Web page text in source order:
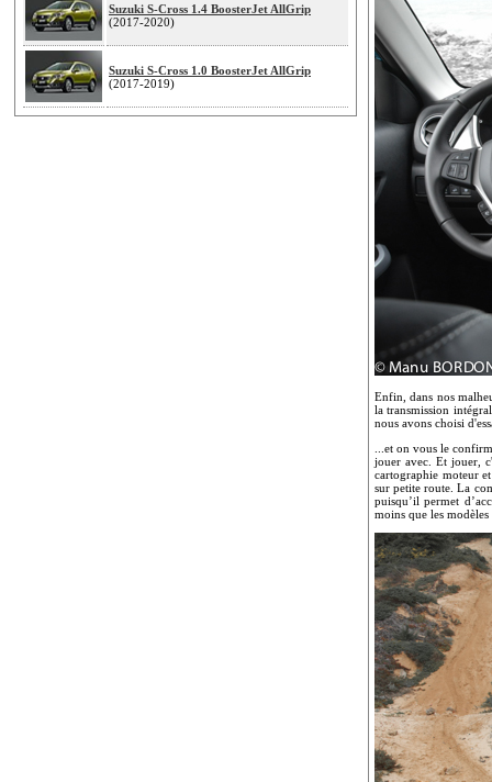
Suzuki S-Cross 1.4 BoosterJet AllGrip
(2017-2020)
Suzuki S-Cross 1.0 BoosterJet AllGrip
(2017-2019)
Enfin, dans nos
la transmission
nous avons choisi
...et on vous le
jouer avec. Et jouer,
cartographie moteur
sur petite route. La
puisqu’il permet
moins que les modèles